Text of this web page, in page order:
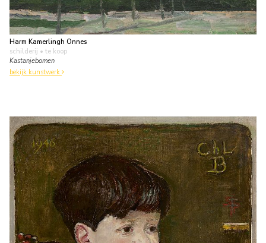
Harm Kamerlingh Onnes
schilderij • te koop
Kastanjebomen
bekijk kunstwerk